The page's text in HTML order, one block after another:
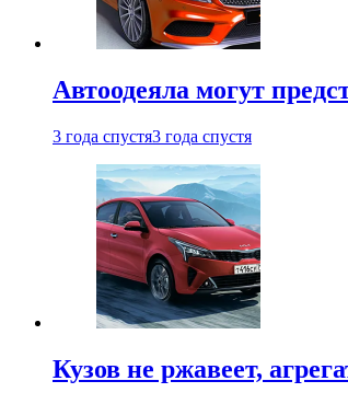
Автоодеяла могут
3 года спустя3 года спустя
Кузов не ржавеет,